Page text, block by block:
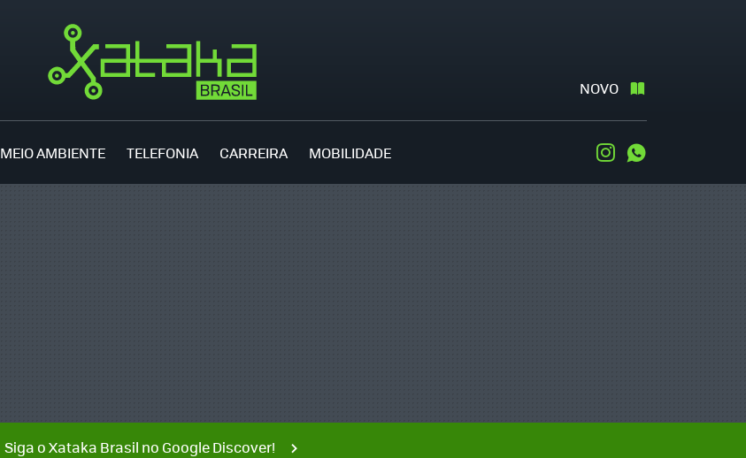
NOVO
MEIO AMBIENTE TELEFONIA CARREIRA MOBILIDADE Instagram
Siga o Xataka Brasil no Google Discover!